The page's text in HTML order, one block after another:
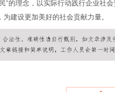
理念，以实际行动践行企业社
建设更加美好的社会贡献力量。